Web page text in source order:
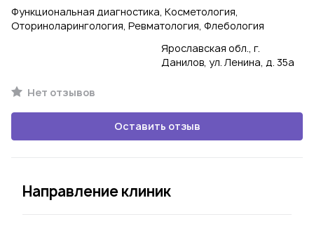
Функциональная диагностика, Косметология,
Оториноларингология, Ревматология, Флебология
Ярославская обл., г.
Данилов, ул. Ленина, д. 35а
Нет отзывов
Оставить отзыв
Направление клиник